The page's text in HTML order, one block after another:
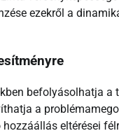
ezekről a
befolyásolhatja
a
eltérései